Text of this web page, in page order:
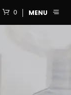
0 MENU